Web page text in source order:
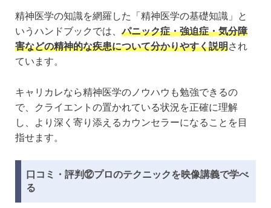
精神医学の知識を網羅した「精神医学の基礎知識」と
いうハンドブックでは、パニック症・強迫症・気分障
害などの精神的な疾患について分かりやすく説明され
ています。
キャリカレなら精神医学のノウハウも勉強できるの
で、クライエントの置かれている状況を正確に理解
し、より深く寄り添えるカウンセラーになることを目
指せます。
口コミ・評判⑫プロのテクニックを映像講義で学べ
る